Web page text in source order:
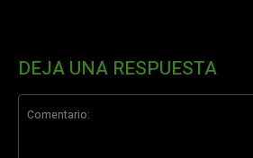
DEJA UNA RESPUESTA